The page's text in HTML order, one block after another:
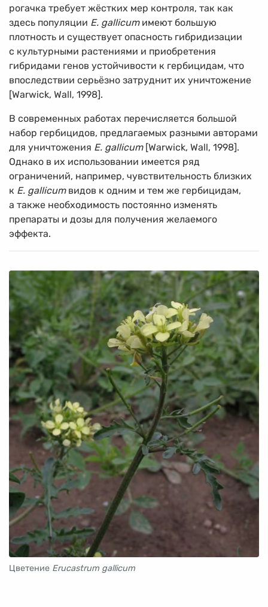
рогачка требует жёстких мер контроля, так как
здесь популяции E. gallicumимеют большую
плотность и существует опасность гибридизации
с культурными растениями и приобретения
гибридами генов устойчивости к гербицидам, что
впоследствии серьёзно затруднит их уничтожение
[Warwick, Wall, 1998].
В современных работах перечисляется большой
набор гербицидов, предлагаемых разными авторами
для уничтожения E. gallicum[Warwick, Wall, 1998].
Однако в их использовании имеется ряд
ограничений, например, чувствительность близких
к E. gallicumвидов к одним и тем же гербицидам,
а также необходимость постоянно изменять
препараты и дозы для получения желаемого
эффекта.
Цветение Erucastrum gallicum